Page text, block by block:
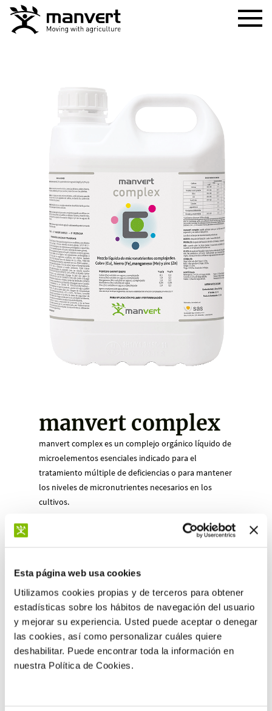
Esta página web usa cookies
Utilizamos cookies propias y de terceros para obtener
estadísticas sobre los hábitos de navegación del usuario
y mejorar su experiencia. Usted puede aceptar o denegar
las cookies, así como personalizar cuáles quiere
deshabilitar. Puede encontrar toda la información en
nuestra Política de Cookies.
manvert complex
manvert complex es un complejo orgánico líquido de
microelementos esenciales indicado para el
tratamiento múltiple de deficiencias o para mantener
los niveles de micronutrientes necesarios en los
cultivos.
Aplícalo en
Banano Berries